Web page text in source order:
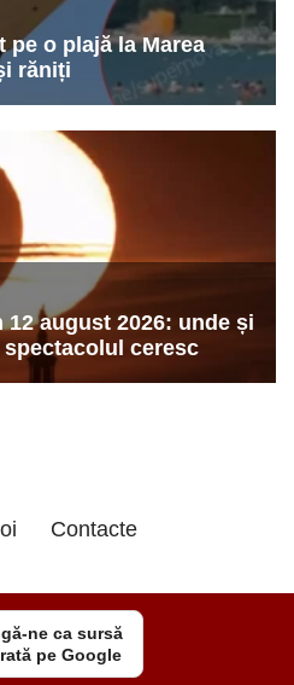
Contacte
ne ca sursă
pe Google